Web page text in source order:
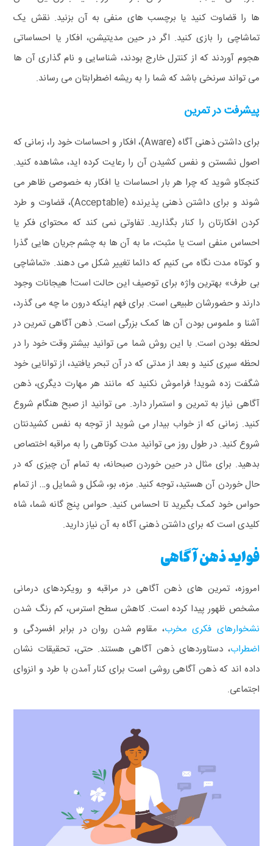
ها را قضاوت کنید یا برچسب های منفی به آن بزنید. نقش یک
تماشاچی را بازی کنید. اگر در حین مدیتیشن، افکار یا احساساتی
هجوم آوردند که از کنترل خارج بودند، شناسایی و نام گذاری آن ها
می تواند سرنخی باشد که شما را به ریشه اضطرابتان می رساند.
پیشرفت در تمرین
برای داشتن ذهنی آگاه (Aware)، افکار و احساسات خود را، زمانی که
اصول نشستن و نفس کشیدن آن را رعایت کرده اید، مشاهده کنید.
کنجکاو شوید که چرا هر بار احساسات یا افکار به خصوصی ظاهر می
شوند و برای داشتن ذهنی پذیرنده (Acceptable)، قضاوت و طرد
کردن افکارتان را کنار بگذارید. تفاوتی نمی کند که محتوای فکر یا
احساس منفی است یا مثبت، ما به آن ها به چشم جریان هایی گذرا
و کوتاه مدت نگاه می کنیم که دائما تغییر شکل می دهند. «تماشاچی
بی طرف» بهترین واژه برای توصیف این حالت است! هیجانات وجود
دارند و حضورشان طبیعی است. برای فهم اینکه درون ما چه می گذرد،
آشنا و ملموس بودن آن ها کمک بزرگی است. ذهن‌ آگاهی تمرین در
لحظه بودن است. با این روش شما می توانید بیشتر وقت خود را در
لحظه سپری کنید و بعد از مدتی که در آن تبحر یافتید، از توانایی خود
شگفت زده شوید! فراموش نکنید که مانند هر مهارت دیگری، ذهن‌
آگاهی نیاز به تمرین و استمرار دارد. می توانید از صبح‌ هنگام شروع
کنید. زمانی که از خواب بیدار می شوید از توجه به نفس کشیدنتان
شروع کنید. در طول روز می توانید مدت کوتاهی را به مراقبه اختصاص
بدهید. برای مثال در حین خوردن صبحانه، به تمام آن چیزی که در
حال خوردن آن هستید، توجه کنید. مزه، بو، شکل و شمایل و… از تمام
حواس خود کمک بگیرید تا احساس کنید. حواس پنج‌ گانه شما، شاه
کلیدی است که برای داشتن ذهنی آگاه به آن نیاز دارید.
فواید ذهن آگاهی
امروزه، تمرین های ذهن‌ آگاهی در مراقبه و رویکردهای درمانی
مشخص ظهور پیدا کرده است. کاهش سطح استرس، کم رنگ شدن
نشخوارهای فکری مخرب، مقاوم شدن روان در برابر افسردگی و
اضطراب، دستاوردهای ذهن‌ آگاهی هستند. حتی، تحقیقات نشان
داده اند که ذهن‌ آگاهی روشی است برای کنار آمدن با طرد و انزوای
اجتماعی.